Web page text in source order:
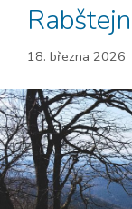
18. března 2026